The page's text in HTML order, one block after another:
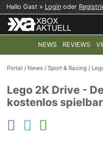
Hallo Gast »Loginoder
NEWS REVIEWS
TOP-THEMEN: COD:
Portal / News /Sport & Racing /
Lego 2K Drive -
kostenlos spielbar